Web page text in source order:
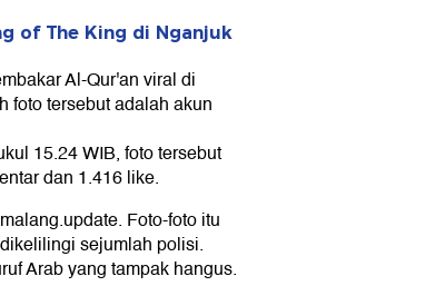
of The King di Nganjuk
Al-Qur'an viral di
foto tersebut adalah akun
15.24 WIB, foto tersebut
dan 1.416 like.
Foto-foto itu
sejumlah polisi.
Arab yang tampak hangus.